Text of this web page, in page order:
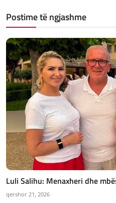
Postime të ngjashme
Luli Salihu: Menaxheri dhe
qershor 21, 2026